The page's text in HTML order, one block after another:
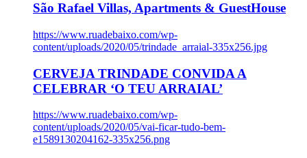
São Rafael Villas, Apartments & GuestHouse
https://www.ruadebaixo.com/wp-
content/uploads/2020/05/trindade_arraial-335x256.jpg
CERVEJA TRINDADE CONVIDA A
CELEBRAR ‘O TEU ARRAIAL’
https://www.ruadebaixo.com/wp-
content/uploads/2020/05/vai-ficar-tudo-bem-
e1589130204162-335x256.png